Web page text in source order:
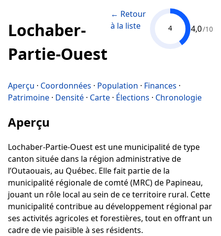
Lochaber-
Partie-Ouest
← Retour
à la liste
4 4,0/10
Aperçu · Coordonnées · Population · Finances ·
Patrimoine · Densité · Carte · Élections · Chronologie
Aperçu
Lochaber-Partie-Ouest est une municipalité de type
canton située dans la région administrative de
l’Outaouais, au Québec. Elle fait partie de la
municipalité régionale de comté (MRC) de Papineau,
jouant un rôle local au sein de ce territoire rural. Cette
municipalité contribue au développement régional par
ses activités agricoles et forestières, tout en offrant un
cadre de vie paisible à ses résidents.